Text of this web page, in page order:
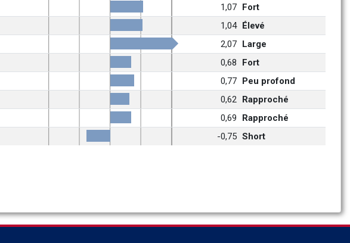
1,07 Fort
1,04 Élevé
2,07 Large
0,68
Fort
0,77 Peu profond
0,62 Rapproché
0,69
Rapproché
-0,75 Short